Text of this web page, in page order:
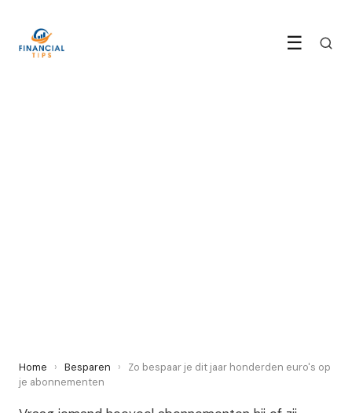
☰
Home › Besparen ›
Zo bespaar je dit jaar honderden euro's op
je abonnementen